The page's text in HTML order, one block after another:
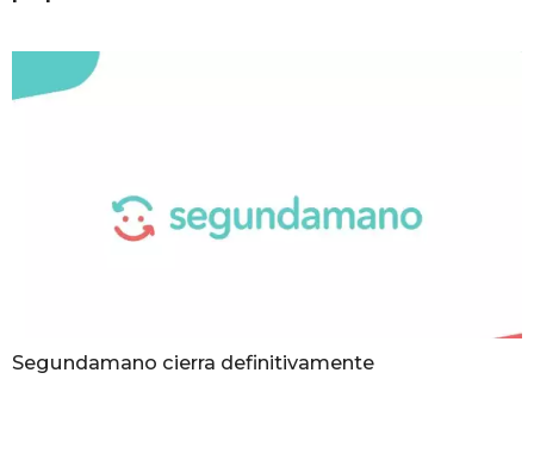
Segundamano cierra definitivamente